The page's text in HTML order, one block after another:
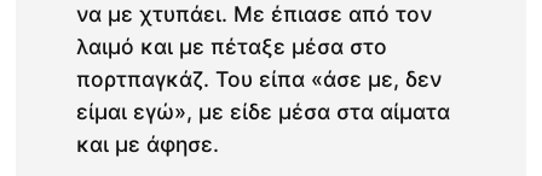
να με χτυπάει. Με έπιασε από τον
λαιμό και με πέταξε μέσα στο
πορτπαγκάζ. Του είπα «άσε με, δεν
είμαι εγώ», με είδε μέσα στα αίματα
και με άφησε.